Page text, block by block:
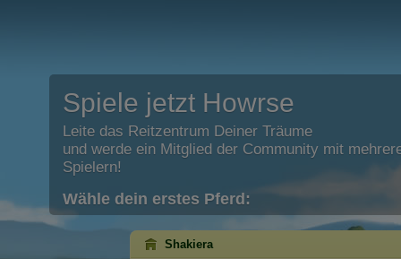
Spiele jetzt Howrse
Leite das Reitzentrum Deiner Träume
und werde ein Mitglied der Community mit
Spielern!
Wähle dein erstes Pferd:
Shakiera